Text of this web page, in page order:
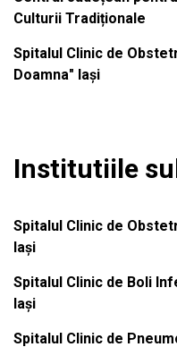
Culturii Tradiționale
Spitalul Clinic de
Doamna" Iași
Institutiile
Spitalul Clinic de
Iași
Spitalul Clinic de Boli
Iași
Spitalul Clinic de